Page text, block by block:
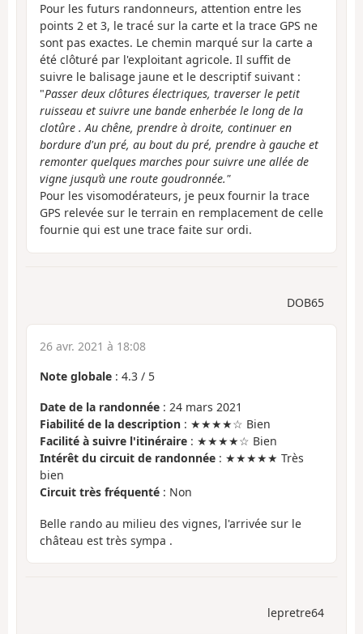
Pour les futurs randonneurs, attention entre les
points 2 et 3, le tracé sur la carte et la trace GPS ne
sont pas exactes. Le chemin marqué sur la carte a
été clôturé par l'exploitant agricole. Il suffit de
suivre le balisage jaune et le descriptif suivant :
"Passer deux clôtures électriques, traverser le petit
ruisseau et suivre une bande enherbée le long de la
clotûre . Au chêne, prendre à droite, continuer en
bordure d'un pré, au bout du pré, prendre à gauche et
remonter quelques marches pour suivre une allée de
vigne jusqu’à une route goudronnée."
Pour les visomodérateurs, je peux fournir la trace
GPS relevée sur le terrain en remplacement de celle
fournie qui est une trace faite sur ordi.
DOB65
26 avr. 2021 à 18:08
Note globale : 4.3 / 5
Date de la randonnée : 24 mars 2021
Fiabilité de la description : ★★★★☆ Bien
Facilité à suivre l'itinéraire : ★★★★☆ Bien
Intérêt du circuit de randonnée : ★★★★★ Très
bien
Circuit très fréquenté : Non
Belle rando au milieu des vignes, l'arrivée sur le
château est très sympa .
lepretre64